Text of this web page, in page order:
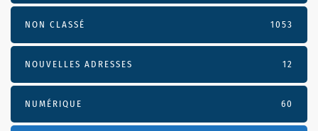
NON CLASSÉ 1053
NOUVELLES ADRESSES 12
NUMÉRIQUE 60